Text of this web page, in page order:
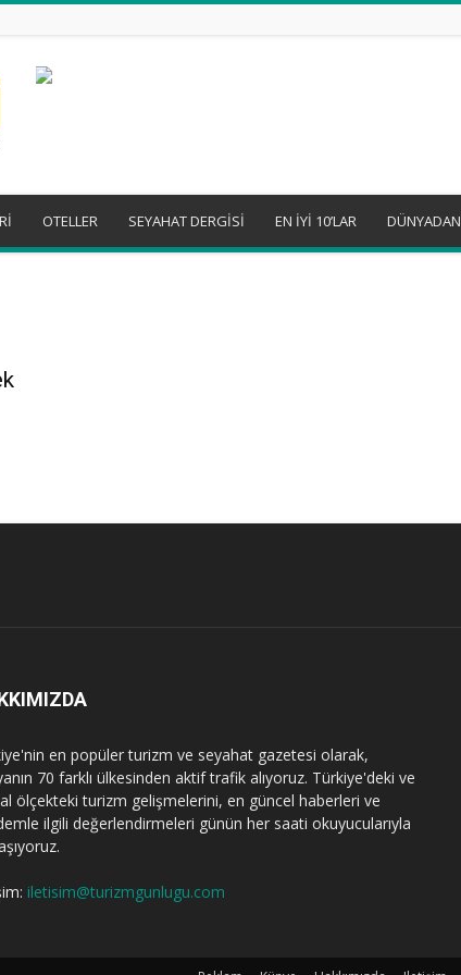
OTELLER SEYAHAT DERGİSİ EN İYİ 10’LAR DÜNYADAN
en popüler turizm ve seyahat gazetesi olarak,
70 farklı ülkesinden aktif trafik alıyoruz. Türkiye'deki ve
ölçekteki turizm gelişmelerini, en güncel haberleri ve
ilgili değerlendirmeleri günün her saati okuyucularıyla
iletisim@turizmgunlugu.com